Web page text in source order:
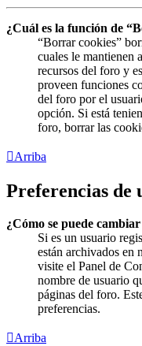
¿Cuál es la función de
“Borrar cookies”
cuales le mantienen
recursos del foro y
proveen funciones
del foro por el
opción. Si está
foro, borrar las
Arriba
Preferencias de
¿Cómo se puede
Si es un usuario
están archivados en
visite el Panel de
nombre de usuario
páginas del foro.
preferencias.
Arriba